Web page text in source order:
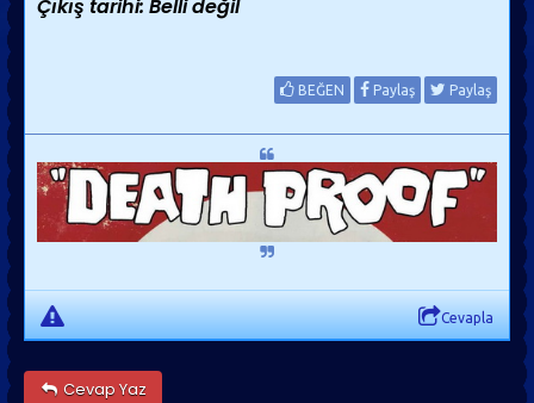
Çıkış tarihi: Belli değil
BEĞEN Paylaş Paylaş
Cevapla
Cevap Yaz